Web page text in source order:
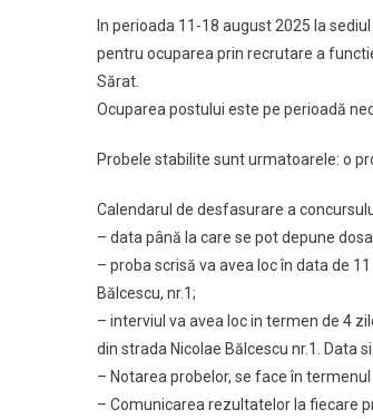
In perioada 11-18 august 2025 la
pentru ocuparea prin recrutare a
Sărat.
Ocuparea postului este pe perioadă
Probele stabilite sunt urmatoarele: o
Calendarul de desfasurare a
– data până la care se pot depune
– proba scrisă va avea loc în data de
Bălcescu, nr.1;
– interviul va avea loc in termen de 4
din strada Nicolae Bălcescu nr.1. Data
– Notarea probelor, se face în
– Comunicarea rezultatelor la fiecare